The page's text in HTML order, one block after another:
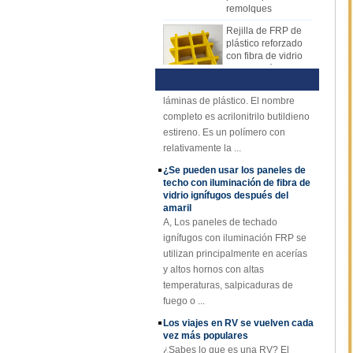
Rejilla de FRP de
plástico reforzado
con fibra de vidrio
amarillo cóncavo de
25 mm de grosor
Perfiles plásticos
reforzados fibra de
vidrio del haz de
canal del tubo Rod
de Cuomized
plástico FRP
reforzado con fibra
de vidrio
recubierto de gel
Fiberglass Resin
Composite FRP
Tapa de registro
una calidad estable y un espesor
uniforme. Superficie rentable,
ordenada y brillante.
solución nutri...
Rendimiento y aplicaciones de
hojas de ABS
La hoja de ABS es un material
emergente en la industria de
completo es acrilonitrilo butildieno
estireno. Es un polímero con
relativamente la ...
¿Se pueden usar los paneles de
techo con iluminación de fibra de
vidrio ignífugos después del
amaril
A, Los paneles de techado
ignífugos con iluminación FRP se
utilizan principalmente en acerías
y altos hornos con altas
temperaturas, salpicaduras de
fuego o ...
Los viajes en RV se vuelven cada
vez más populares
¿Sabes lo que es una RV? El
concepto del comienzo de RV